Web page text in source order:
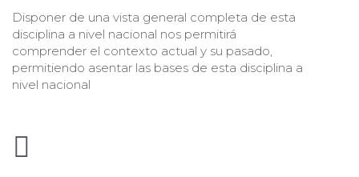
Disponer de una vista general completa de esta
disciplina a nivel nacional nos permitirá
comprender el contexto actual y su pasado,
permitiendo asentar las bases de esta disciplina a
nivel nacional